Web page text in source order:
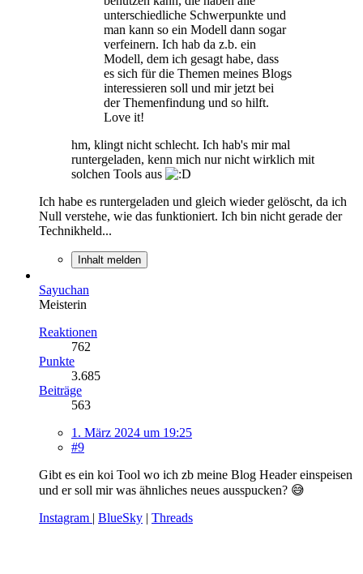
unterschiedliche Schwerpunkte und
man kann so ein Modell dann sogar
verfeinern. Ich hab da z.b. ein
Modell, dem ich gesagt habe, dass
es sich für die Themen meines Blogs
interessieren soll und mir jetzt bei
der Themenfindung und so hilft.
Love it!
hm, klingt nicht schlecht. Ich hab's mir mal
runtergeladen, kenn mich nur nicht wirklich mit
solchen Tools aus
Ich habe es runtergeladen und gleich wieder gelöscht, da ich
Null verstehe, wie das funktioniert. Ich bin nicht gerade der
Technikheld...
Inhalt melden
Sayuchan
Meisterin
Reaktionen
762
Punkte
3.685
Beiträge
563
1. März 2024 um 19:25
#9
Gibt es ein koi Tool wo ich zb meine Blog Header einspeisen
und er soll mir was ähnliches neues ausspucken? 😅
Instagram | BlueSky | Threads